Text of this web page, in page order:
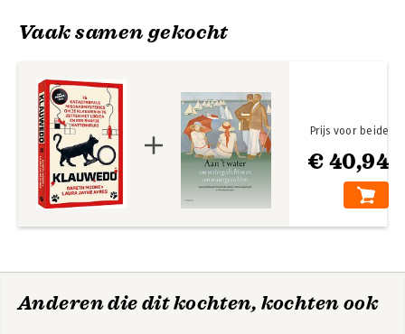
Vaak samen gekocht
€ 40,94
Prijs voor beide
Anderen die dit kochten, kochten ook